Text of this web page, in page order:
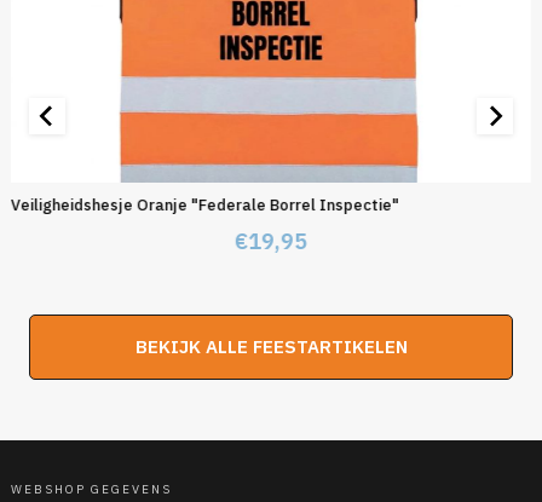
Veiligheidshesje Oranje "Federale Borrel Inspectie"
€19,95
BEKIJK ALLE FEESTARTIKELEN
WEBSHOP GEGEVENS